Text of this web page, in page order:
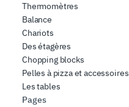
Thermomètres
Balance
Chariots
Des étagères
Chopping blocks
Pelles à pizza et accessoires
Les tables
Pages